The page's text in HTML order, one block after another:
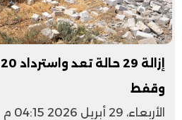
وقفط
الأربعاء، 29 أبريل 2026 04:15 م